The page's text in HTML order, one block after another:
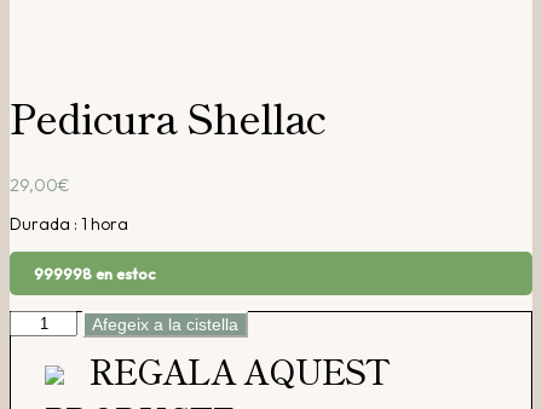
Pedicura Shellac
29,00€
Durada : 1 hora
999998 en estoc
quantitat
de
Pedicura
Shellac
Afegeix a la cistella
REGALA AQUEST